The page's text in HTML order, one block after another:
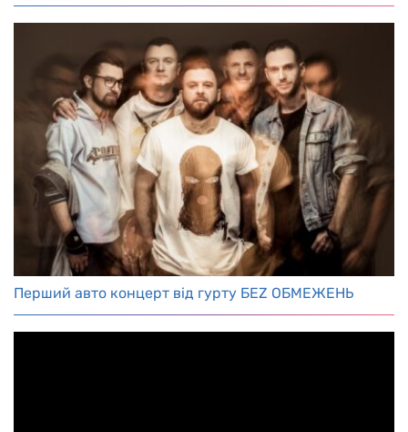
Перший авто концерт від гурту БЕZ ОБМЕЖЕНЬ